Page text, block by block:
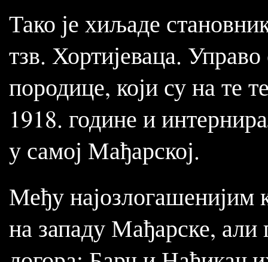
Тако је хиљаде
тзв. Хортијеваца.
породице, који су на те
1918. године и
у самој Мађарској.
Међу најозлогашенијим
на западу Мађарске, али